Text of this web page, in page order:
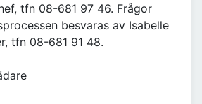
tfn 08-681 97 46. Frågor
besvaras av Isabelle
tfn 08-681 91 48.